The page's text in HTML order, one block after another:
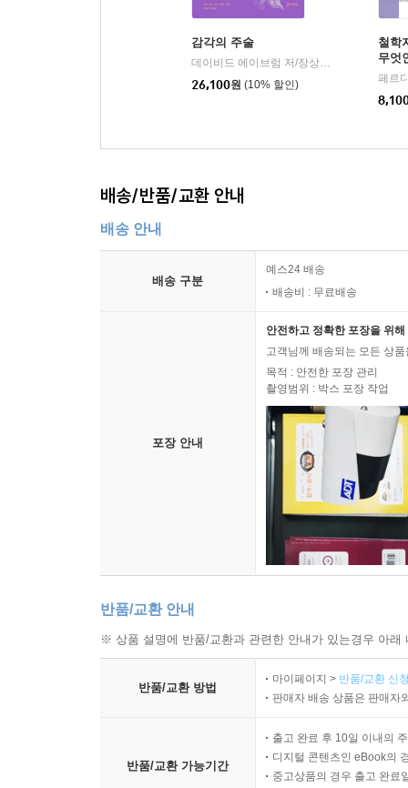
감각의 주술
데이비드 에이브럼 저/장상미 역
갈라파고스
26,100원 (10% 할인)
철학
무엇
배송/반품/교환 안내
배송 안내
배송 구분
예스24 배송
배송비 : 무료배송
포장 안내
안전하고 정확한 포장을 위
고객님께 배송되는 모든 상
목적 : 안전한 포장 관리
촬영범위 : 박스 포장 작업
반품/교환 안내
※ 상품 설명에 반품/교환과 관련한 안내가 있는경우 아
반품/교환 방법
마이페이지 > 반품/교환 신
판매자 배송 상품은 판매자
반품/교환 가능기간
출고 완료 후 10일 이내의
디지털 콘텐츠인 eBook의
중고상품의 경우 출고 완료